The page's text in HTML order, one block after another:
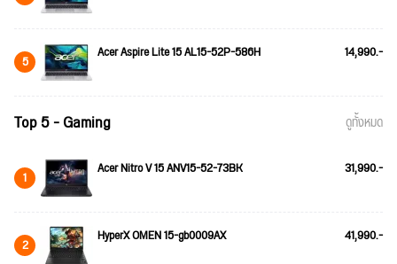
5 Acer Aspire Lite 15 AL15-52P-586H 14,990.-
Top 5 - Gaming ดูทั้งหมด
1 Acer Nitro V 15 ANV15-52-73BK 31,990.-
2 HyperX OMEN 15-gb0009AX 41,990.-